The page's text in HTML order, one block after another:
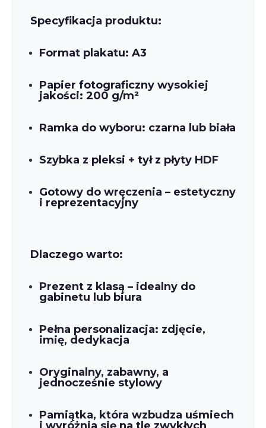
Specyfikacja produktu:
Format plakatu: A3
Papier fotograficzny wysokiej
jakości: 200 g/m²
Ramka do wyboru: czarna lub biała
Szybka z pleksi + tył z płyty HDF
Gotowy do wręczenia – estetyczny
i reprezentacyjny
Dlaczego warto:
Prezent z klasą – idealny do
gabinetu lub biura
Pełna personalizacja: zdjęcie,
imię, dedykacja
Oryginalny, zabawny, a
jednocześnie stylowy
Pamiątka, która wzbudza uśmiech